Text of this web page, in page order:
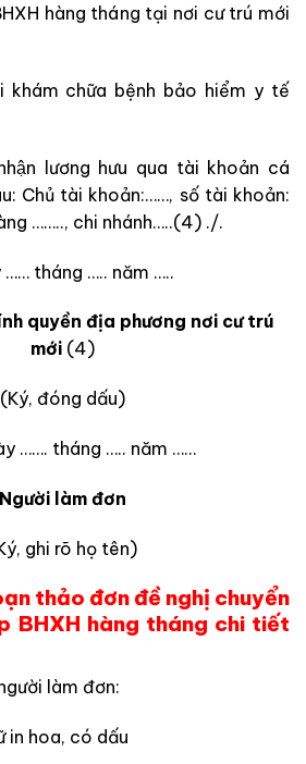
hàng tháng tại nơi cư trú mới
khám chữa bệnh bảo hiểm y tế
lương hưu qua tài khoản cá
Chủ tài khoản:……, số tài khoản:
…….., chi nhánh…..(4) ./.
…… tháng ….. năm …..
quyền địa phương nơi cư trú
mới (4)
(Ký, đóng dấu)
……. tháng ….. năm ……
Người làm đơn
ghi rõ họ tên)
thảo đơn đề nghị chuyển
BHXH hàng tháng chi tiết
làm đơn:
in hoa, có dấu